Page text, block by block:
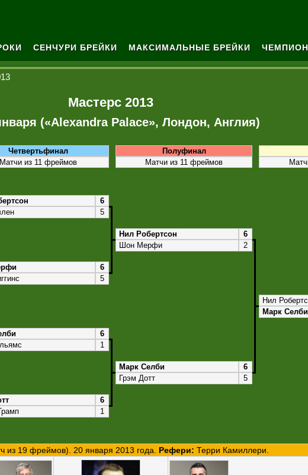
СЕНЧУРИ БРЕЙКИ МАКСИМАЛЬНЫЕ БРЕЙКИ
Мастерс 2013
(«Alexandra Palace», Лондон, Англия)
Четвертьфинал Полуфинал
Матчи из 11 фреймов Матчи из 11 фреймов
6
5
Нил Робертсон
6
Шон Мерфи
2
6
5
Нил
Марк Селби
6
1
Марк Селби
6
Грэм Дотт
5
6
1
из 19 фреймов). 20 января 2013 года. Рефери: Терри Камиллери.